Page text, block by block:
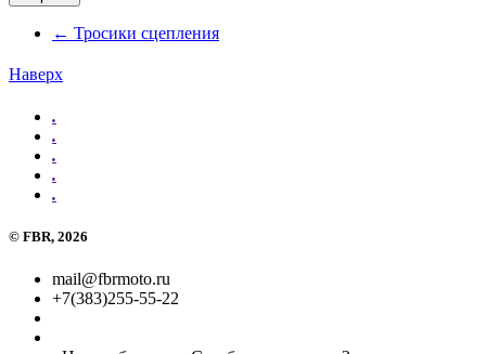
← Тросики сцепления
Наверх
.
.
.
.
.
© FBR, 2026
mail@fbrmoto.ru
+7(383)255-55-22